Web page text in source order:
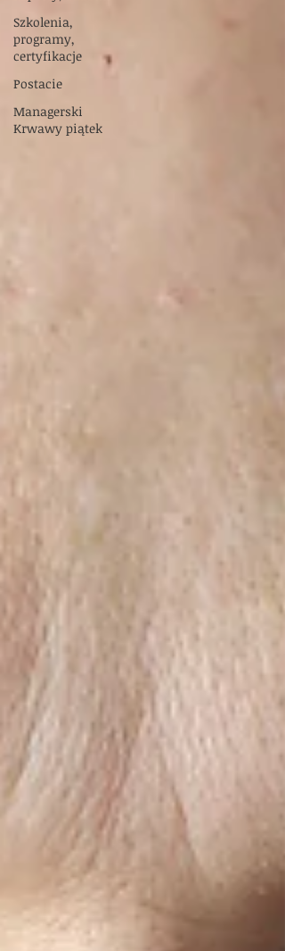
Szkolenia,
programy,
certyfikacje
Postacie
Managerski
Krwawy piątek